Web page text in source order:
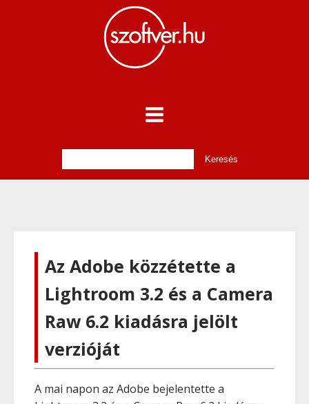
Az Adobe közzétette a
Lightroom 3.2 és a Camera
Raw 6.2 kiadásra jelölt
verzióját
A mai napon az Adobe bejelentette a